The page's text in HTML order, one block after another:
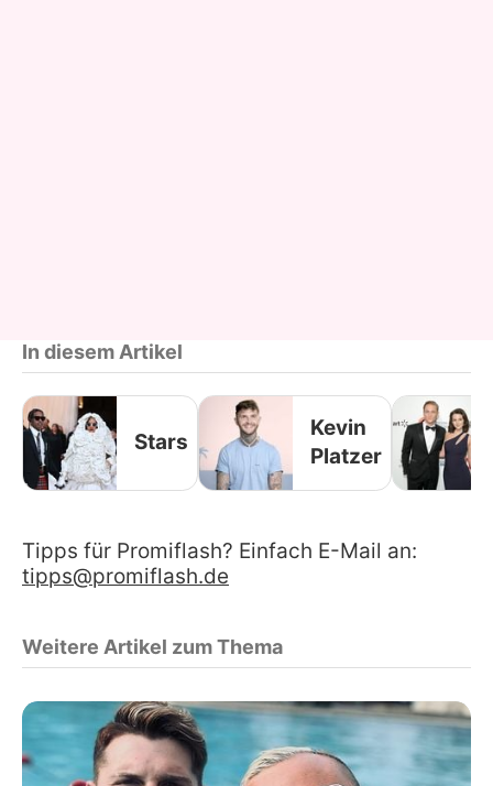
In diesem Artikel
Stars
Kevin
Platzer
Tipps für Promiflash? Einfach E-Mail an:
tipps@promiflash.de
Weitere Artikel zum Thema